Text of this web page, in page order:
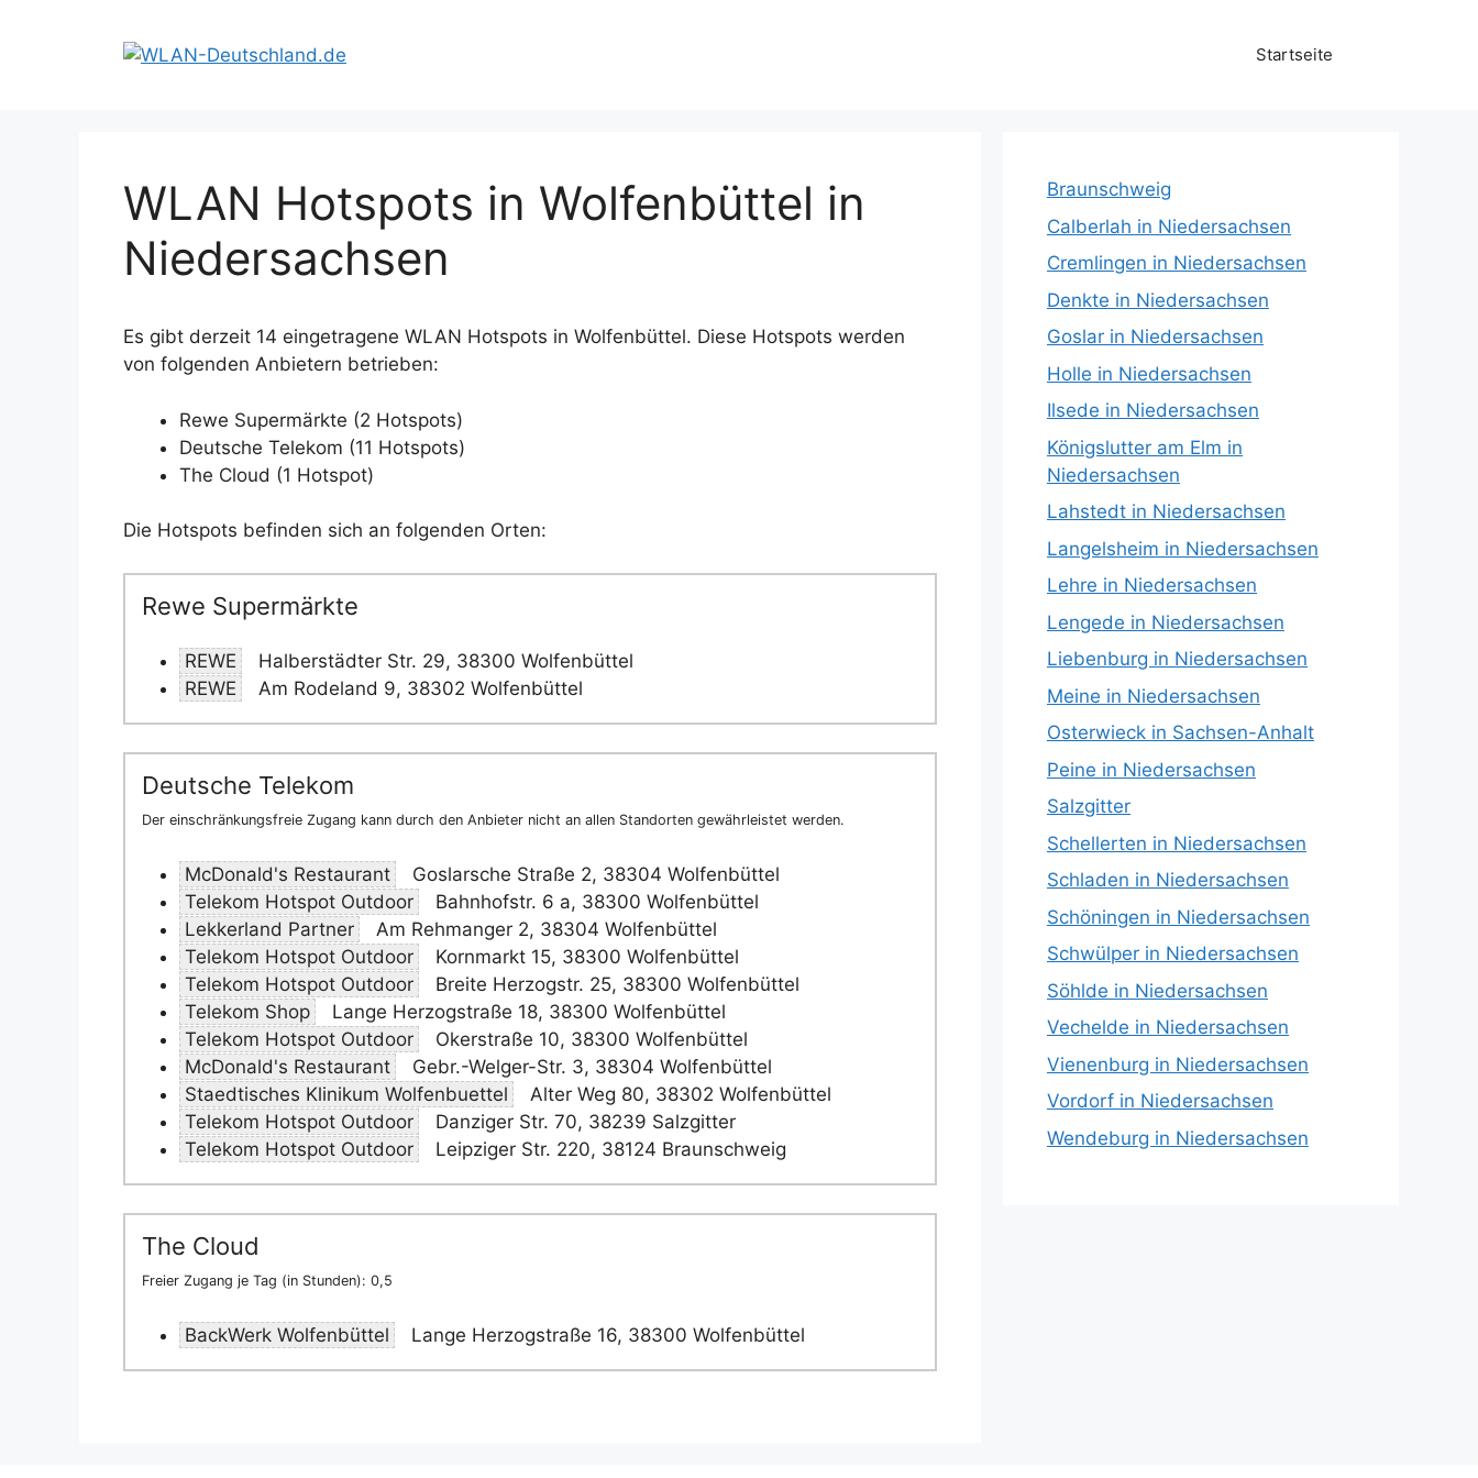
Startseite
WLAN Hotspots in Wolfenbüttel in
Niedersachsen
Es gibt derzeit 14 eingetragene WLAN Hotspots in Wolfenbüttel. Diese Hotspots werden
von folgenden Anbietern betrieben:
Rewe Supermärkte (2 Hotspots)
Deutsche Telekom (11 Hotspots)
The Cloud (1 Hotspot)
Die Hotspots befinden sich an folgenden Orten:
Rewe Supermärkte
REWE
Halberstädter Str. 29, 38300 Wolfenbüttel
REWE
Am Rodeland 9, 38302 Wolfenbüttel
Deutsche Telekom
Der einschränkungsfreie Zugang kann durch den Anbieter nicht an allen Standorten gewährleistet werden.
McDonald's Restaurant
Goslarsche Straße 2, 38304 Wolfenbüttel
Telekom Hotspot Outdoor
Bahnhofstr. 6 a, 38300 Wolfenbüttel
Lekkerland Partner
Am Rehmanger 2, 38304 Wolfenbüttel
Telekom Hotspot Outdoor
Kornmarkt 15, 38300 Wolfenbüttel
Telekom Hotspot Outdoor
Breite Herzogstr. 25, 38300 Wolfenbüttel
Telekom Shop
Lange Herzogstraße 18, 38300 Wolfenbüttel
Telekom Hotspot Outdoor
Okerstraße 10, 38300 Wolfenbüttel
McDonald's Restaurant
Gebr.-Welger-Str. 3, 38304 Wolfenbüttel
Staedtisches Klinikum Wolfenbuettel
Alter Weg 80, 38302 Wolfenbüttel
Telekom Hotspot Outdoor
Danziger Str. 70, 38239 Salzgitter
Telekom Hotspot Outdoor
Leipziger Str. 220, 38124 Braunschweig
The Cloud
Freier Zugang je Tag (in Stunden): 0,5
BackWerk Wolfenbüttel Lange Herzogstraße 16, 38300 Wolfenbüttel
Braunschweig
Calberlah in Niedersachsen
Cremlingen in Niedersachsen
Denkte in Niedersachsen
Goslar in Niedersachsen
Holle in Niedersachsen
Ilsede in Niedersachsen
Königslutter am Elm in
Niedersachsen
Lahstedt in Niedersachsen
Langelsheim in Niedersachsen
Lehre in Niedersachsen
Lengede in Niedersachsen
Liebenburg in Niedersachsen
Meine in Niedersachsen
Osterwieck in Sachsen-Anhalt
Peine in Niedersachsen
Salzgitter
Schellerten in Niedersachsen
Schladen in Niedersachsen
Schöningen in Niedersachsen
Schwülper in Niedersachsen
Söhlde in Niedersachsen
Vechelde in Niedersachsen
Vienenburg in Niedersachsen
Vordorf in Niedersachsen
Wendeburg in Niedersachsen